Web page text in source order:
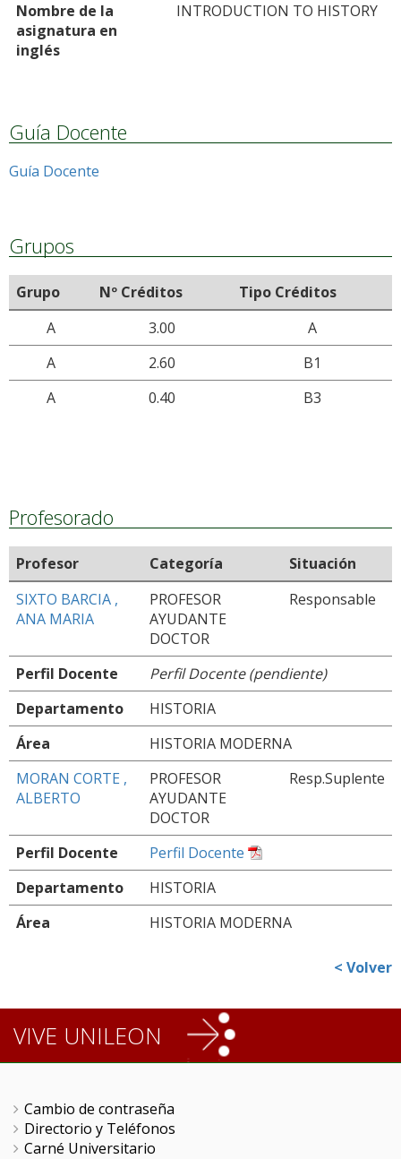
Nombre de la
asignatura en
inglés
INTRODUCTION TO HISTORY
Guía Docente
Guía Docente
Grupos
Grupo Nº Créditos
Tipo Créditos
A
3.00
A
A
2.60
B1
A
0.40 B3
Profesorado
Profesor Categoría
Situación
SIXTO BARCIA ,
ANA MARIA
PROFESOR
AYUDANTE
DOCTOR
Responsable
Perfil Docente
Perfil Docente (pendiente)
Departamento
HISTORIA
Área
HISTORIA MODERNA
MORAN CORTE ,
ALBERTO
PROFESOR
AYUDANTE
DOCTOR
Resp.Suplente
Perfil Docente
Perfil Docente
Departamento
HISTORIA
Área
HISTORIA MODERNA
< Volver
VIVE UNILEON
Cambio de contraseña
Directorio y Teléfonos
Carné Universitario